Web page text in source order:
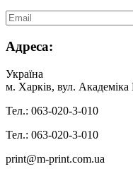
Адреса:
Українa
м. Харків, вул. Академіка
Тел.: 063-020-3-010
Тел.: 063-020-3-010
print@m-print.com.ua